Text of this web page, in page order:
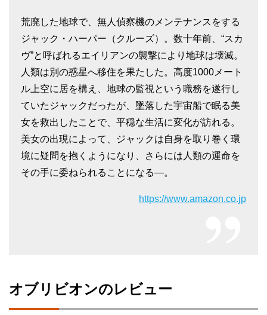
荒廃した地球で、無人偵察機のメンテナンスをする
ジャック・ハーパー（クルーズ）。数十年前、“スカ
ヴ”と呼ばれるエイリアンの襲撃により地球は壊滅。
人類は別の惑星へ移住を果たした。高度1000メート
ル上空に居を構え、地球の監視という職務を遂行し
ていたジャックだったが、墜落した宇宙船で眠る美
女を救出したことで、平穏な生活に変化が訪れる。
美女の出現によって、ジャックは自身を取り巻く環
境に疑問を抱くようになり、さらには人類の運命を
その手に委ねられることになる―。
https://www.amazon.co.jp
オブリビオンのレビュー